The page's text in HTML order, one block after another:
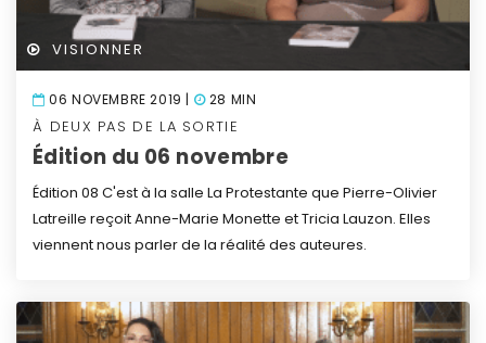
VISIONNER
06 NOVEMBRE 2019 | 28 MIN
À DEUX PAS DE LA SORTIE
Édition du 06 novembre
Édition 08 C'est à la salle La Protestante que Pierre-Olivier
Latreille reçoit Anne-Marie Monette et Tricia Lauzon. Elles
viennent nous parler de la réalité des auteures.